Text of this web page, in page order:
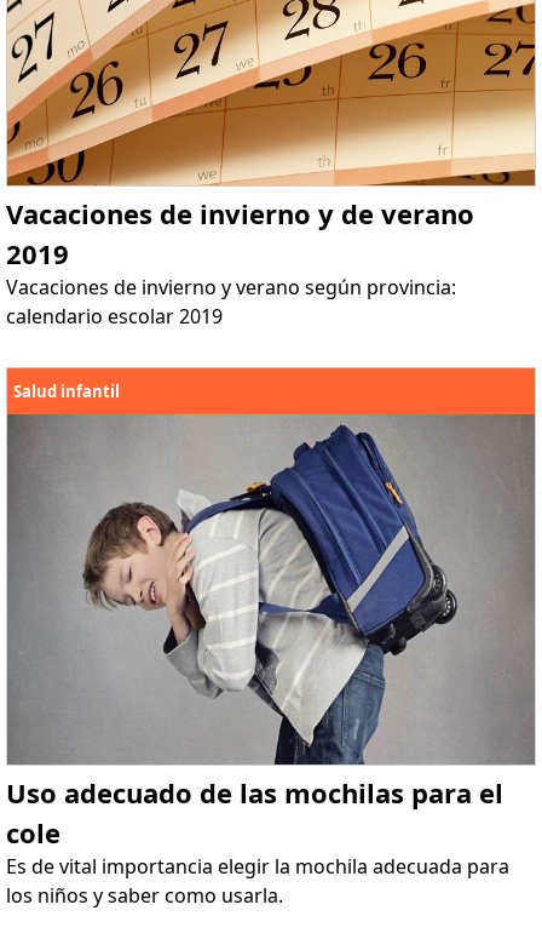
Vacaciones de invierno y de verano
2019
Vacaciones de invierno y verano según provincia:
calendario escolar 2019
Salud infantil
Uso adecuado de las mochilas para el
cole
Es de vital importancia elegir la mochila adecuada para
los niños y saber como usarla.